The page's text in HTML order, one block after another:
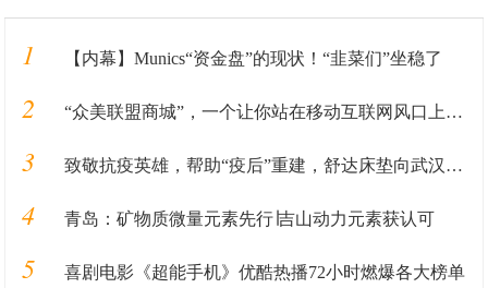
1 【内幕】Munics“资金盘”的现状！“韭菜们”坐稳了
2 “众美联盟商城”，一个让你站在移动互联网风口上的机会
3 致敬抗疫英雄，帮助“疫后”重建，舒达床垫向武汉再捐65万元！
4 青岛：矿物质微量元素先行∣吉山动力元素获认可
5 喜剧电影《超能手机》优酷热播72小时燃爆各大榜单